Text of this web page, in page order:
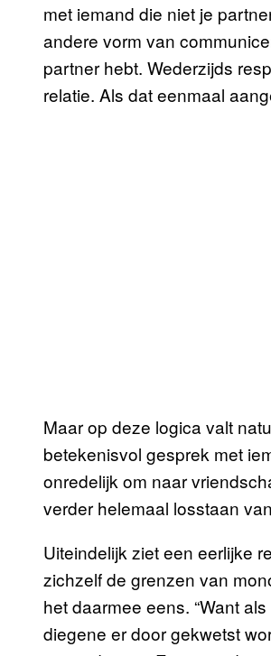
met iemand die niet je
andere vorm van
partner hebt. Wederzijds
relatie. Als dat eenmaal
Maar op deze logica valt
betekenisvol gesprek met
onredelijk om naar
verder helemaal losstaan
Uiteindelijk ziet een eerlijke
zichzelf de grenzen van
het daarmee eens. “Want
diegene er door gekwetst